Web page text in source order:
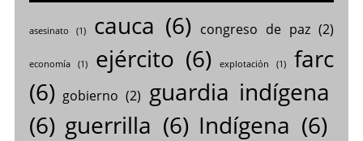
asesinato (1) cauca (6) congreso de paz(2)
economía(1) ejército (6) explotación (1)
farc
(6) gobierno (2) guardia indígena
(6) guerrilla (6) Indígena (6)